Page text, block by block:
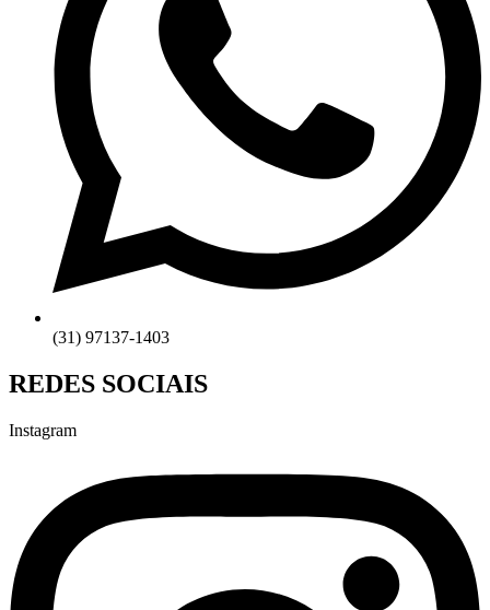
(31) 97137-1403
REDES SOCIAIS
Instagram